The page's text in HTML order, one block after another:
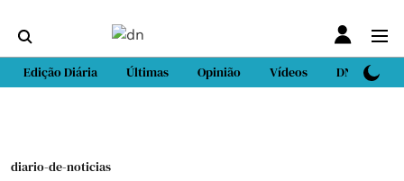
Edição Diária Últimas Opinião Vídeos DN Sport
diario-de-noticias